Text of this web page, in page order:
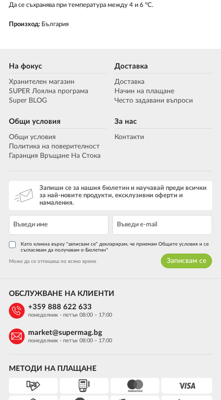
Да се съхранява при температура между 4 и 6 °C.
Произход:България
На фокус
Хранителен магазин
SUPER Лоялна програма
Super BLOG
Доставка
Доставка
Начин на плащане
Често задавани въпроси
Общи условия
Общи условия
Политика на поверителност
Гаранция Връщане На Стока
За нас
Контакти
Запиши се за нашия бюлетин и научавай преди всички
за най-новите продукти, ексклузивни оферти и
намаления.
Като кликна върху "записвам се" декларирам, че приемам Общите условия и се
съгласявам да получавам е-Бюлетин*
Може да се отпишеш по всяко време Записвам се
МЕТОДИ НА ПЛАЩАНЕ
ОБСЛУЖВАНЕ НА КЛИЕНТИ
+359 888 622 633
понеделник - петък 08:00 – 17:00
market@supermag.bg
понеделник - петък 08:00 – 17:00